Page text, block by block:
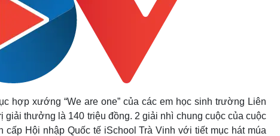
hợp xướng “We are one” của các em học sinh trường Liên
thưởng là 140 triệu đồng. 2 giải nhì chung cuộc của cuộc
Hội nhập Quốc tế iSchool Trà Vinh với tiết mục hát múa